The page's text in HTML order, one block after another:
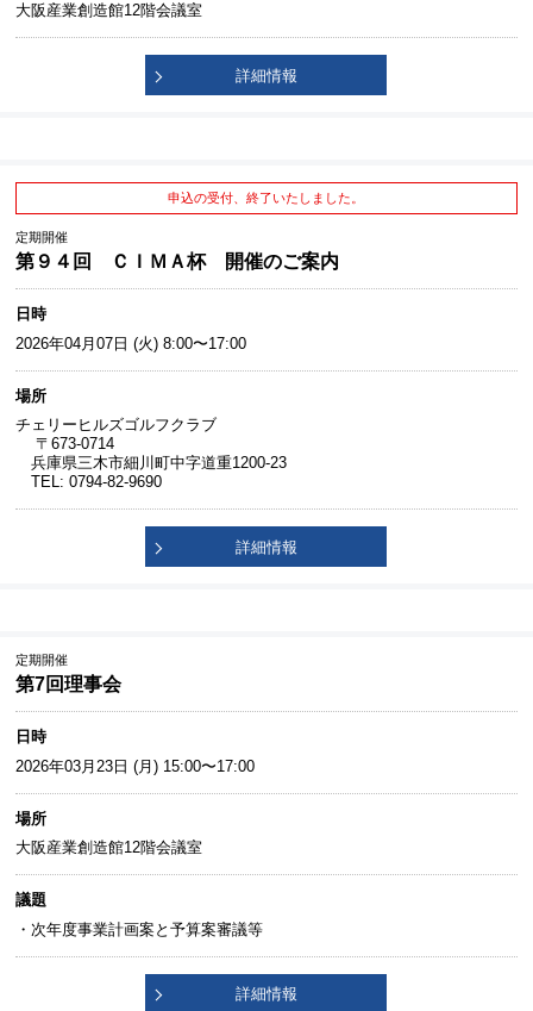
大阪産業創造館12階会議室
詳細情報
申込の受付、終了いたしました。
定期開催
第９４回 ＣＩＭＡ杯 開催のご案内
日時
2026年04月07日 (火) 8:00〜17:00
場所
チェリーヒルズゴルフクラブ
〒673-0714
兵庫県三木市細川町中字道重1200-23
TEL: 0794-82-9690
詳細情報
定期開催
第7回理事会
日時
2026年03月23日 (月) 15:00〜17:00
場所
大阪産業創造館12階会議室
議題
・次年度事業計画案と予算案審議等
詳細情報